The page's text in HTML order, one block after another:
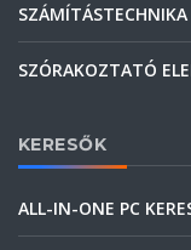
SZÁMÍTÁSTECHNIKA
SZÓRAKOZTATÓ
KERESŐK
ALL-IN-ONE PC